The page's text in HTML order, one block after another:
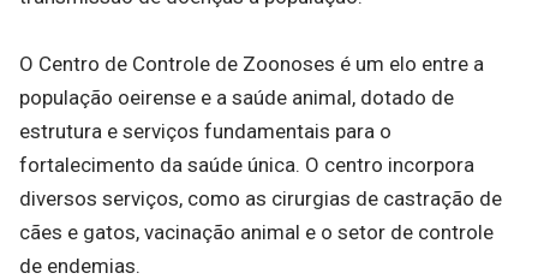
O Centro de Controle de Zoonoses é um elo entre a
população oeirense e a saúde animal, dotado de
estrutura e serviços fundamentais para o
fortalecimento da saúde única. O centro incorpora
diversos serviços, como as cirurgias de castração de
cães e gatos, vacinação animal e o setor de controle
de endemias.